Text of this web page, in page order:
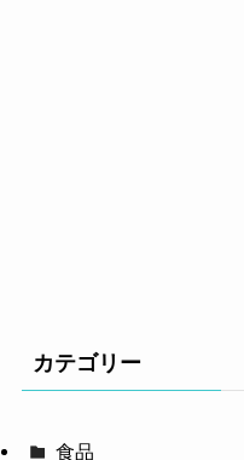
カテゴリー
食品